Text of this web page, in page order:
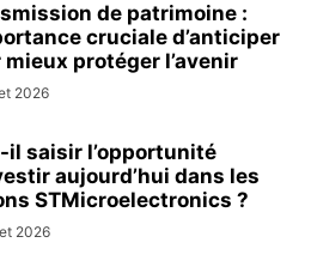
de patrimoine :
cruciale d’anticiper
mieux protéger l’avenir
2026
il saisir l’opportunité
aujourd’hui dans les
STMicroelectronics ?
2026